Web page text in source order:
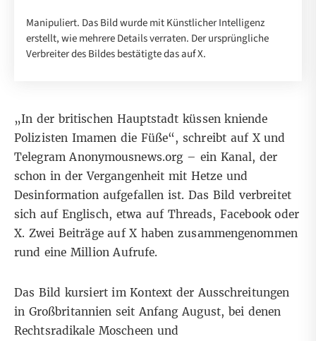
Manipuliert. Das Bild wurde mit Künstlicher Intelligenz
erstellt, wie mehrere Details verraten. Der ursprüngliche
Verbreiter des Bildes bestätigte das auf X.
„In der britischen Hauptstadt küssen kniende
Polizisten Imamen die Füße“, schreibt auf X und
TelegramAnonymousnews.org – ein Kanal, der
schon in der Vergangenheit mit Hetze und
Desinformation aufgefallen ist. Das Bild verbreitet
sich auf Englisch, etwa auf Threads,Facebookoder
X. Zwei Beiträge auf X haben zusammengenommen
rund eine Million Aufrufe.
Das Bild kursiert im Kontext derAusschreitungen
in Großbritannien seit Anfang August, bei denen
Rechtsradikale Moscheen und